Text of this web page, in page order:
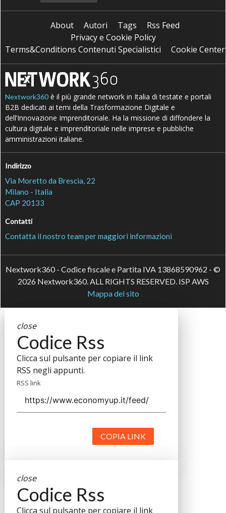
About Autori Tags
Rss Feed
Privacy e Cookie Policy
Terms&Conditions Contenuti Specialistici
Cookie Center
Nextwork360 è il più grande network in Italia di testate e portali
B2B dedicati ai temi della Trasformazione Digitale e
dell’Innovazione Imprenditoriale. Ha la missione di diffondere la
cultura digitale e imprenditoriale nelle imprese e pubbliche
amministrazioni italiane.
Indirizzo
Via Moretto da Brescia, 22
Milano - Italia
CAP 20133
Contatti
Contatta il nostro team per maggiori informazioni
Nextwork360 - Codice fiscale e Partita IVA 13868590962 - ©
2026 Nextwork360. ALL RIGHTS RESERVED. ISP AWS
Mappa del sito
close
Codice Rss
Clicca sul pulsante per copiare il link
RSS negli appunti.
RSS link
COPIA LINK
close
Codice Rss
Clicca sul pulsante per copiare il link